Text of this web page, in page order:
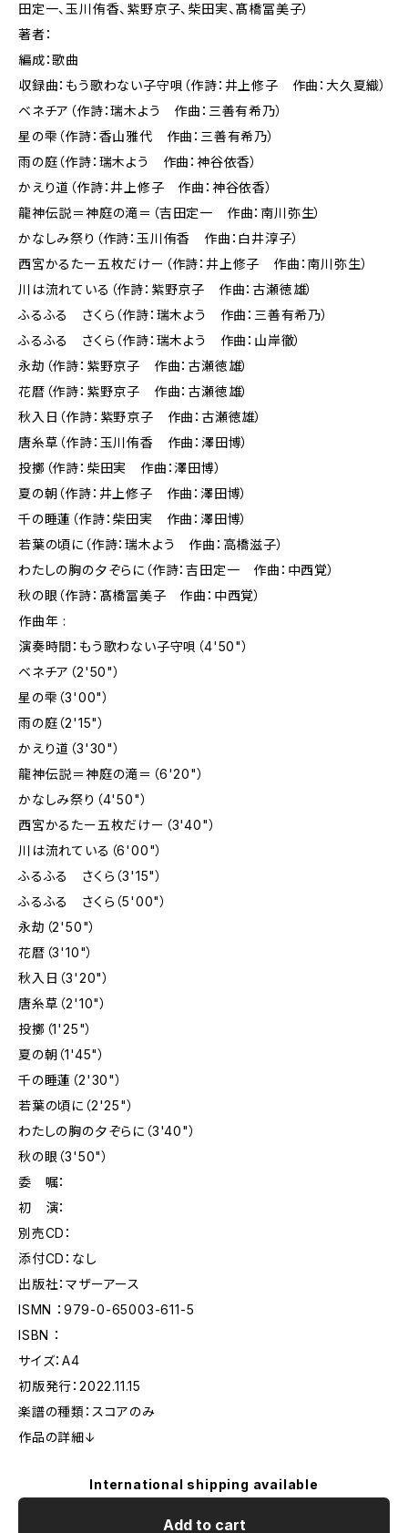
田定一、玉川侑香、紫野京子、柴田実、髙橋冨美子）
著者：
編成：歌曲
収録曲：もう歌わない子守唄（作詩：井上修子 作曲：大久夏織）
ベネチア（作詩：瑞木よう 作曲：三善有希乃）
星の雫（作詩：香山雅代 作曲：三善有希乃）
雨の庭（作詩：瑞木よう 作曲：神谷依香）
かえり道（作詩：井上修子 作曲：神谷依香）
龍神伝説＝神庭の滝＝（吉田定一 作曲：南川弥生）
かなしみ祭り（作詩：玉川侑香 作曲：白井淳子）
西宮かるたー五枚だけー（作詩：井上修子 作曲：南川弥生）
川は流れている（作詩：紫野京子 作曲：古瀬徳雄）
ふるふる さくら（作詩：瑞木よう 作曲：三善有希乃）
ふるふる さくら（作詩：瑞木よう 作曲：山岸徹）
永劫（作詩：紫野京子 作曲：古瀬徳雄）
花暦（作詩：紫野京子 作曲：古瀬徳雄）
秋入日（作詩：紫野京子 作曲：古瀬徳雄）
唐糸草（作詩：玉川侑香 作曲：澤田博）
投擲（作詩：柴田実 作曲：澤田博）
夏の朝（作詩：井上修子 作曲：澤田博）
千の睡蓮（作詩：柴田実 作曲：澤田博）
若葉の頃に（作詩：瑞木よう 作曲：高橋滋子）
わたしの胸の夕ぞらに（作詩：吉田定一 作曲：中西覚）
秋の眼（作詩：髙橋冨美子 作曲：中西覚）
作曲年 :
演奏時間：もう歌わない子守唄（4'50"）
ベネチア（2'50"）
星の雫（3'00"）
雨の庭（2'15"）
かえり道（3'30"）
龍神伝説＝神庭の滝＝（6'20"）
かなしみ祭り（4'50"）
西宮かるたー五枚だけー（3'40"）
川は流れている（6'00"）
ふるふる さくら（3'15"）
ふるふる さくら（5'00"）
永劫（2'50"）
花暦（3'10"）
秋入日（3'20"）
唐糸草（2'10"）
投擲（1'25"）
夏の朝（1'45"）
千の睡蓮（2'30"）
若葉の頃に（2'25"）
わたしの胸の夕ぞらに（3'40"）
秋の眼（3'50"）
委 嘱：
初 演：
別売CD：
添付CD：なし
出版社：マザーアース
ISMN ：979-0-65003-611-5
ISBN ：
サイズ：A4
初版発行：2022.11.15
楽譜の種類：スコアのみ
作品の詳細↓
International shipping available
Add to cart